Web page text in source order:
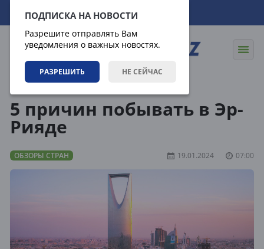
ПОДПИСКА НА НОВОСТИ
Разрешите отправлять Вам
уведомления о важных новостях.
РАЗРЕШИТЬ НЕ СЕЙЧАС
07.08.2026 15:58:59
5 причин побывать в Эр-
Рияде
ОБЗОРЫ СТРАН 19.01.2024 07:00